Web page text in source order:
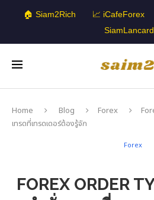
🏠 Siam2Rich 📈 iCafeForex
SiamLancard
Home Blog Forex
เทรดที่เทรดเดอร์ต้องรู้จัก
Forex
FOREX ORDER